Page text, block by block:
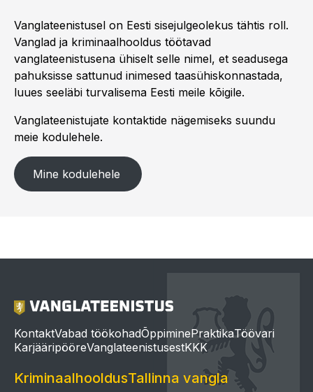
Vanglateenistusel on Eesti sisejulgeolekus tähtis roll.
Vanglad ja kriminaalhooldus töötavad
vanglateenistusena ühiselt selle nimel, et seadusega
pahuksisse sattunud inimesed taasühiskonnastada,
luues seeläbi turvalisema Eesti meile kõigile.
Vanglateenistujate kontaktide nägemiseks suundu
meie kodulehele.
Mine kodulehele
Pilt
KontaktVabad töökohadÕppiminePraktikaTöövari
KarjääripööreVanglateenistusestKKK
KriminaalhooldusTallinna vangla